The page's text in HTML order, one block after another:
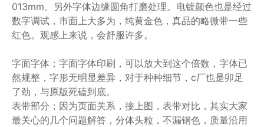
013mm。另外字体边缘圆角打磨处理。电镀颜色也是经过
数字调试，市面上大多为，纯黄金色，真品的略微带一些
红色。观感上来说，会舒服许多。
字面字体；字面字体印刷，可以放大到这个倍数，字体已
然规整，字形无明显差异，对于种种细节，c厂也是卯足
了劲，与原版死磕到底。
表带部分；因为页面关系，接上图，表带对比，其实大家
最关心的几个问题解答，分体头粒，不漏钢色，质量沿用